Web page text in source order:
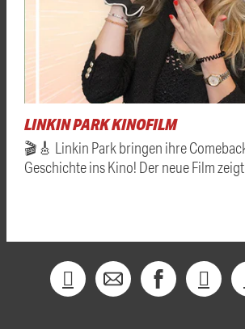
LINKIN PARK KINOFILM
🎬🎸 Linkin Park bringen ihre
Geschichte ins Kino! Der neue Film